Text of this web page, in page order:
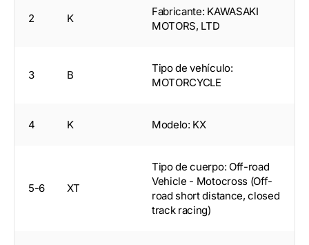
2 K
Fabricante: KAWASAKI
MOTORS, LTD
3 B
Tipo de vehículo:
MOTORCYCLE
4 K Modelo: KX
5-6 XT
Tipo de cuerpo: Off-road
Vehicle - Motocross (Off-
road short distance, closed
track racing)